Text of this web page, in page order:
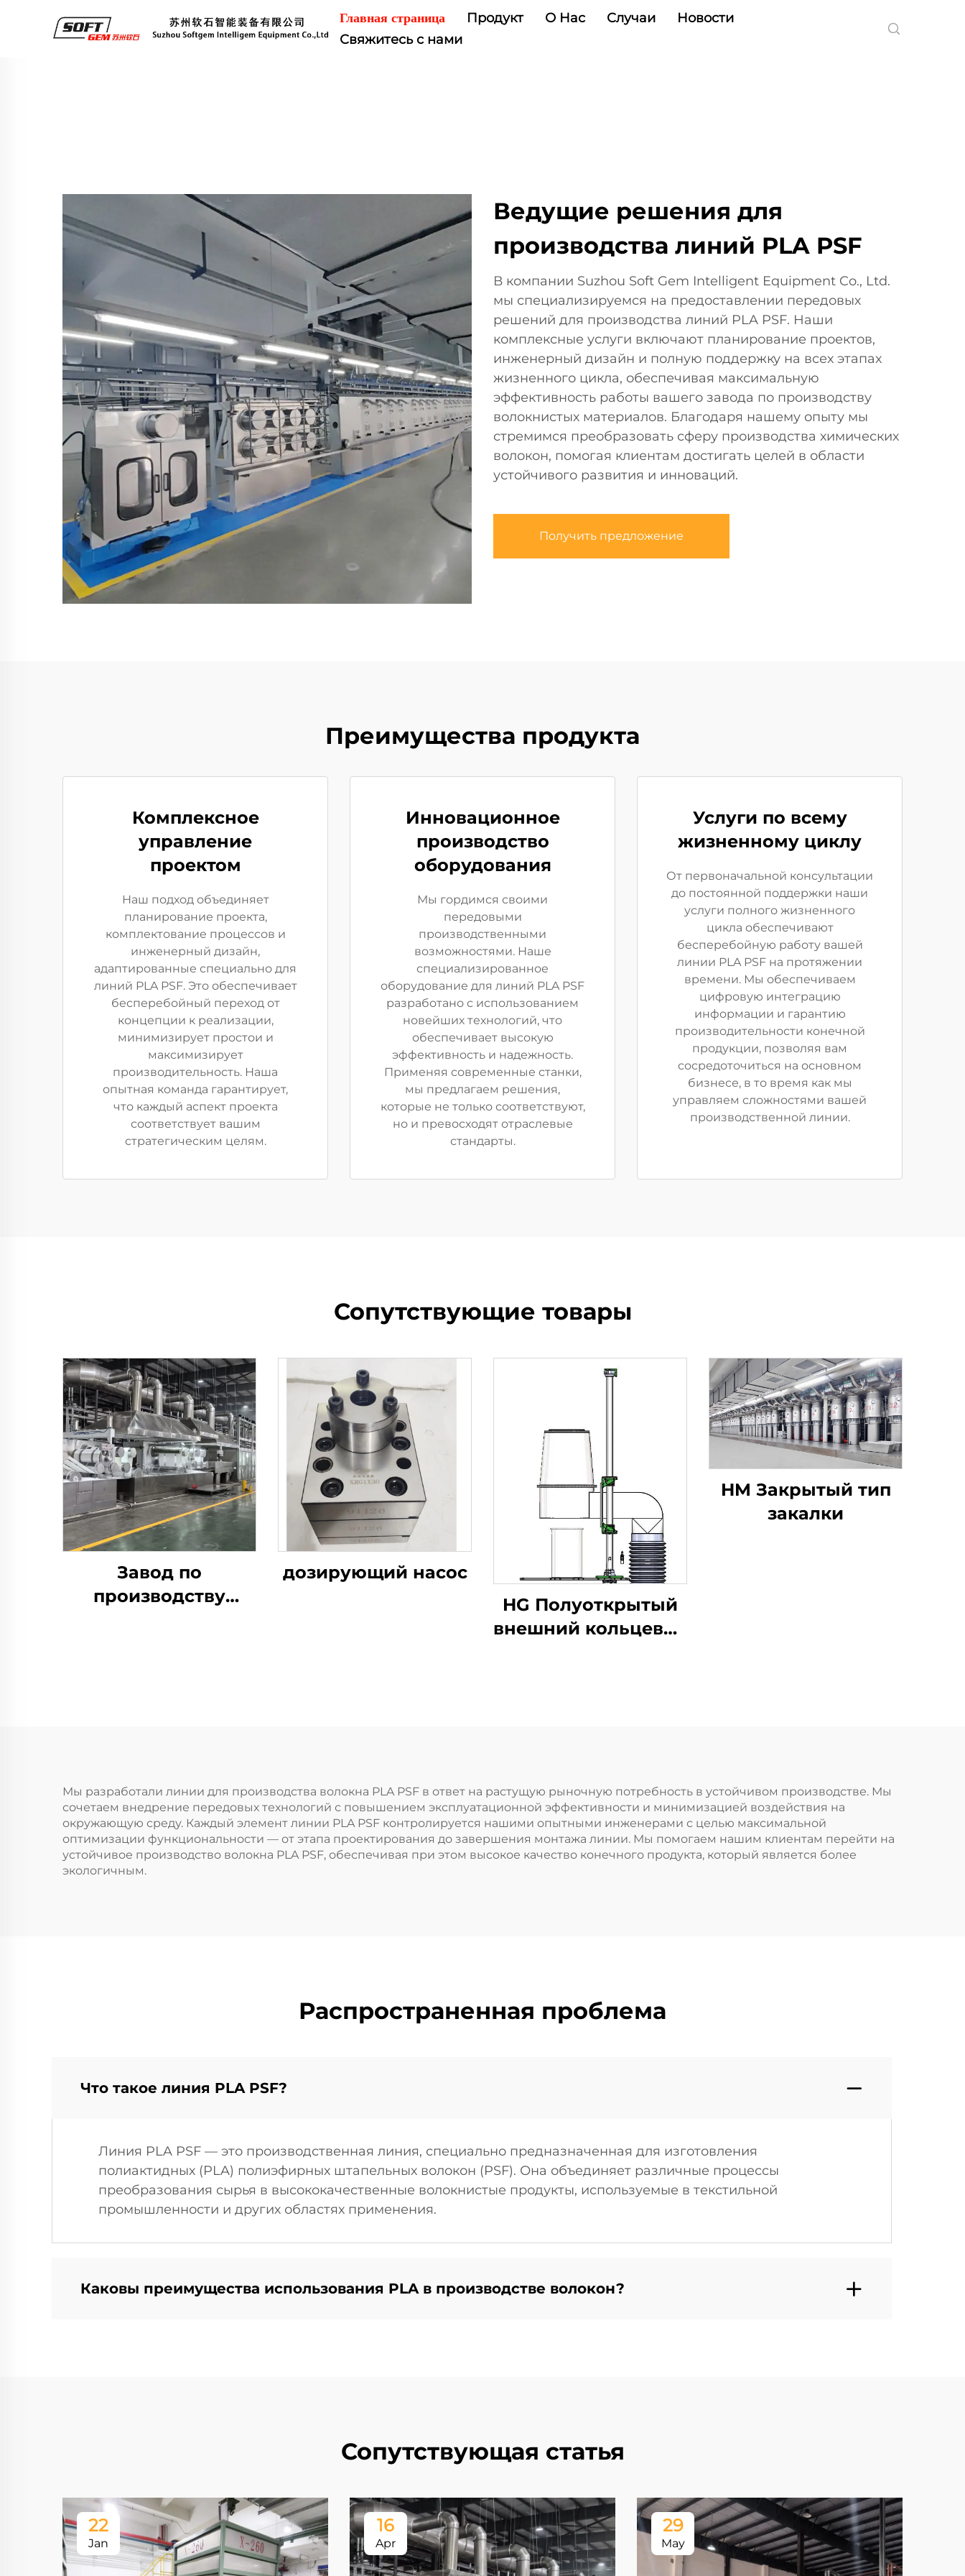
Главная страница Продукт О Нас Случаи
Новости
Свяжитесь с нами
Ведущие решения для
производства линий PLA PSF
В компании Suzhou Soft Gem Intelligent Equipment Co., Ltd.
мы специализируемся на предоставлении передовых
решений для производства линий PLA PSF. Наши
комплексные услуги включают планирование проектов,
инженерный дизайн и полную поддержку на всех этапах
жизненного цикла, обеспечивая максимальную
эффективность работы вашего завода по производству
волокнистых материалов. Благодаря нашему опыту мы
стремимся преобразовать сферу производства химических
волокон, помогая клиентам достигать целей в области
устойчивого развития и инноваций.
Получить предложение
Преимущества продукта
Комплексное
управление
проектом
Наш подход объединяет
планирование проекта,
комплектование процессов и
инженерный дизайн,
адаптированные специально для
линий PLA PSF. Это обеспечивает
бесперебойный переход от
концепции к реализации,
минимизирует простои и
максимизирует
производительность. Наша
опытная команда гарантирует,
что каждый аспект проекта
соответствует вашим
стратегическим целям.
Инновационное
производство
оборудования
Мы гордимся своими
передовыми
производственными
возможностями. Наше
специализированное
оборудование для линий PLA PSF
разработано с использованием
новейших технологий, что
обеспечивает высокую
эффективность и надежность.
Применяя современные станки,
мы предлагаем решения,
которые не только соответствуют,
но и превосходят отраслевые
стандарты.
Услуги по всему
жизненному циклу
От первоначальной консультации
до постоянной поддержки наши
услуги полного жизненного
цикла обеспечивают
бесперебойную работу вашей
линии PLA PSF на протяжении
времени. Мы обеспечиваем
цифровую интеграцию
информации и гарантию
производительности конечной
продукции, позволяя вам
сосредоточиться на основном
бизнесе, в то время как мы
управляем сложностями вашей
производственной линии.
Сопутствующие товары
Завод по
производству
полиэфирного
штапельного
волокна PSF
дозирующий насос
HG Полуоткрытый
внешний кольцевой
HM Закрытый тип
закалки
Мы разработали линии для производства волокна PLA PSF в ответ на растущую рыночную потребность в устойчивом производстве. Мы
сочетаем внедрение передовых технологий с повышением эксплуатационной эффективности и минимизацией воздействия на
окружающую среду. Каждый элемент линии PLA PSF контролируется нашими опытными инженерами с целью максимальной
оптимизации функциональности — от этапа проектирования до завершения монтажа линии. Мы помогаем нашим клиентам перейти на
устойчивое производство волокна PLA PSF, обеспечивая при этом высокое качество конечного продукта, который является более
экологичным.
Распространенная проблема
Что такое линия PLA PSF?
Линия PLA PSF — это производственная линия, специально предназначенная для изготовления
полиактидных (PLA) полиэфирных штапельных волокон (PSF). Она объединяет различные процессы
преобразования сырья в высококачественные волокнистые продукты, используемые в текстильной
промышленности и других областях применения.
Каковы преимущества использования PLA в производстве волокон?
Сопутствующая статья
22
Jan
16
Apr
29
May